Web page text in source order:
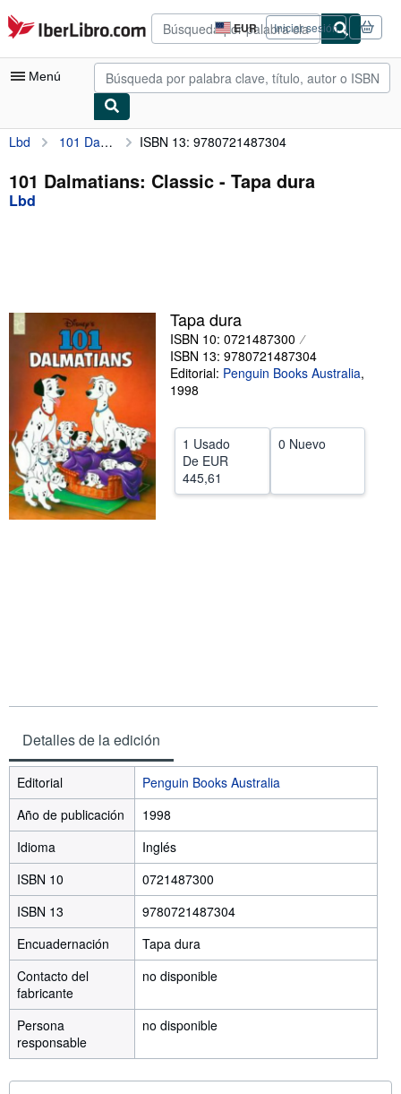
Pasar al contenido principal
IberLibro.com EUR
Preferencias
de
compra
del
Iniciar sesión
Menú
Mi cuenta
Consultar mis pedidos
Búsqueda avanzada
Vendedores
Comenzar a vender
Ayuda
CERRAR
Lbd 101 Dalmatians: Classic ISBN 13: 9780721487304
101 Dalmatians: Classic - Tapa dura
Lbd
Tapa dura
ISBN 10: 0721487300
ISBN 13: 9780721487304
Editorial: Penguin Books Australia,
1998
1 Usado
De EUR
445,61
0 Nuevo
Detalles de la edición
Editorial
Penguin Books Australia
Año de publicación
1998
Idioma
Inglés
ISBN 10
0721487300
ISBN 13
9780721487304
Encuadernación
Tapa dura
Contacto del
fabricante
no disponible
Persona
responsable
no disponible